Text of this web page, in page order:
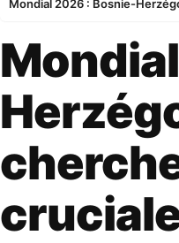
Mondial 2026 : Bosnie-